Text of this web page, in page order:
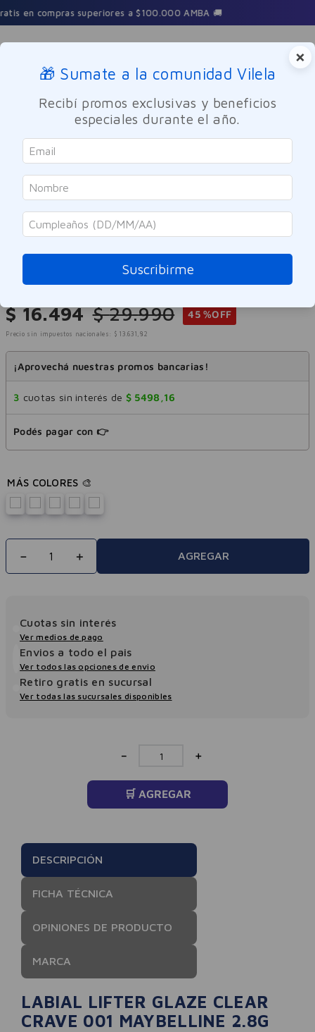
3 Cuotas sin interés en toda la tienda
Buscar
Maquillaje Labios
Maybelline
Labial Lifter Glaze Clear Crave 001
Maybelline 2.8g
Referencia:-321921
$ 16.494 $ 29.990 45 %OFF
Precio sin impuestos nacionales: $ 13 .631 , 82
¡Aprovechá nuestras promos bancarias!
3 cuotas sin interés de $ 5498 ,16
Podés pagar con 👉
＋
－ AGREGAR
Cuotas sin interés
Ver medios de pago
Envios a todo el pais
Ver todos las opciones de envio
Retiro gratis en sucursal
Ver todas las sucursales disponibles
＋
－
🛒 AGREGAR
DESCRIPCIÓN
FICHA TÉCNICA
OPINIONES DE PRODUCTO
MARCA
LABIAL LIFTER GLAZE CLEAR
CRAVE 001 MAYBELLINE 2.8G
×
🎁 Sumate a la comunidad Vilela
Recibí promos exclusivas y beneficios
especiales durante el año.
Suscribirme